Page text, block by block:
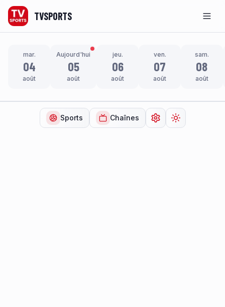
TVSPORTS
mar.
04
août
Aujourd'hui
05
août
jeu.
06
août
ven.
07
août
sam.
08
août
Sports Chaînes Ouvrir lesChanger de